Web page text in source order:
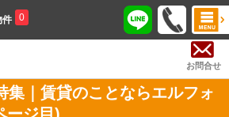
件 0
お問合せ
集｜賃貸のことならエルフォ